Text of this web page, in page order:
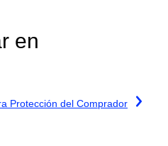
en
Protección del Comprador